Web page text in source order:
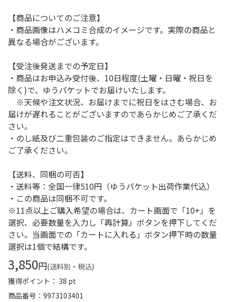
【商品についてのご注意】
・商品画像はハメコミ合成のイメージです。実際の商品と
異なる場合がございます。
【受注後発送までの予定日】
・商品はお申込み受付後、10日程度(土曜・日曜・祝日を
除く)で、ゆうパケットでお届けいたします。
※天候や注文状況、お届けまでに祝日をはさむ場合、お
届けが遅れることがございますのであらかじめご了承くだ
さい。
・のし紙及び二重包装のご指定はできません。あらかじめ
ご了承ください。
【送料、同梱の可否】
・送料等：全国一律510円（ゆうパケット出荷作業代込）
・この商品は同梱不可です。
※11点以上ご購入希望の場合は、カート画面で「10+」を
選択、必要数量を入力し「再計算」ボタンを押下してくだ
さい。当画面での「カートに入れる」ボタン押下時の数量
選択は1個で結構です。
3,850円(送料別・税込)
獲得ポイント： 38 pt
商品番号
9973103401